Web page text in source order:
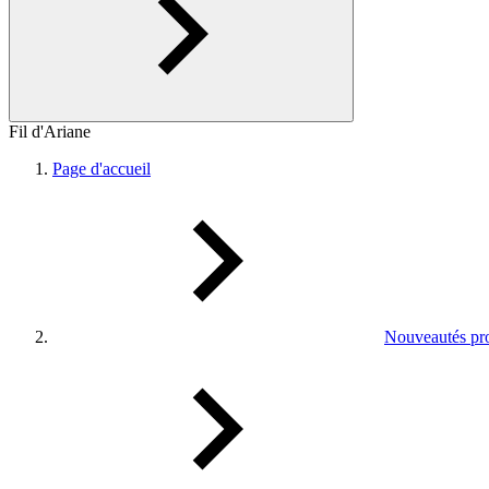
Fil d'Ariane
Page d'accueil
Nouveautés